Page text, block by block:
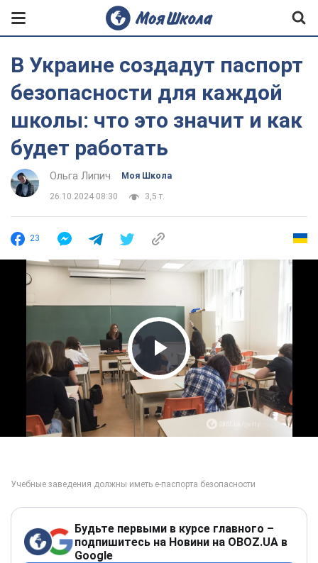
В Украине создадут паспорт
безопасности для каждой
школы: что это значит и как
будет работать
Ольга Липич Моя Школа
26.10.2024 08:30 3,5 т.
23
Play Video
Будьте первыми в курсе главного –
подпишитесь на Новини на OBOZ.UA в
Google